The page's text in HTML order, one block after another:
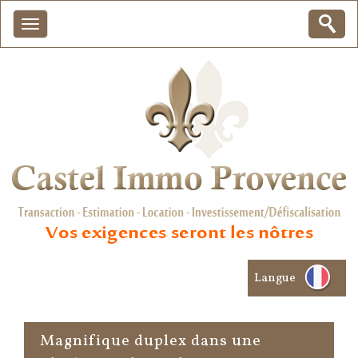
Langue
magnifique duplex dans une